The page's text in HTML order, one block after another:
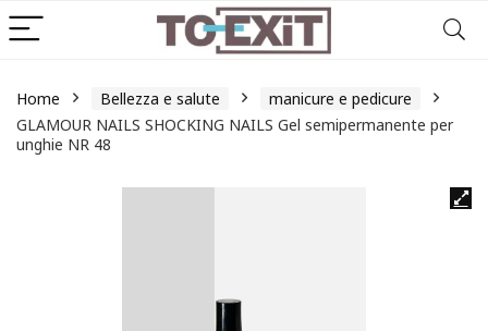
Home Bellezza e salute
manicure e pedicure
GLAMOUR NAILS SHOCKING NAILS Gel semipermanente per
unghie NR 48